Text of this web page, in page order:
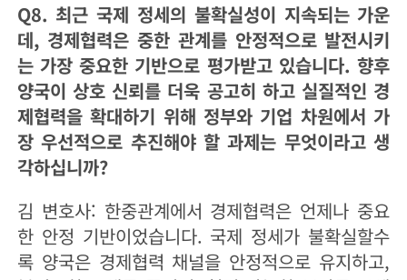
Q8. 최근 국제 정세의 불확실성이 지속되는 가운
데, 경제협력은 중한 관계를 안정적으로 발전시키
는 가장 중요한 기반으로 평가받고 있습니다. 향후
양국이 상호 신뢰를 더욱 공고히 하고 실질적인 경
제협력을 확대하기 위해 정부와 기업 차원에서 가
장 우선적으로 추진해야 할 과제는 무엇이라고 생
각하십니까?
김 변호사: 한중관계에서 경제협력은 언제나 중요
한 안정 기반이었습니다. 국제 정세가 불확실할수
록 양국은 경제협력 채널을 안정적으로 유지하고,